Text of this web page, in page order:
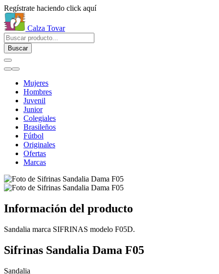
Regístrate haciendo click aquí
Calza Tovar
Buscar
Mujeres
Hombres
Juvenil
Junior
Colegiales
Brasileños
Fútbol
Originales
Ofertas
Marcas
Información del producto
Sandalia marca SIFRINAS modelo F05D.
Sifrinas Sandalia Dama F05
Sandalia